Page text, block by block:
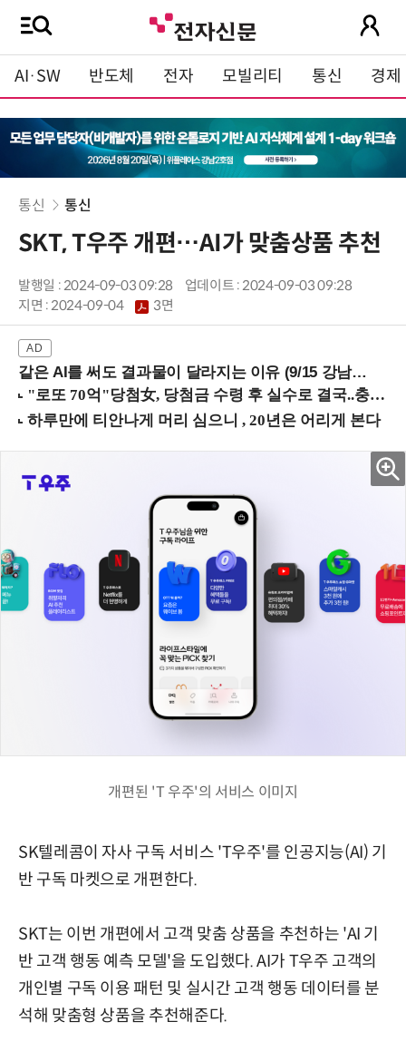
AI·SW 반도체 전자 모빌리티 통신 경제
통신 통신
SKT, T우주 개편…AI가 맞춤상품 추천
발행일 : 2024-09-03 09:28
업데이트 : 2024-09-03 09:28
지면 :2024-09-04 3면
같은 AI를 써도 결과물이 달라지는 이유 (9/15 강남역)
개편된 'T 우주'의 서비스 이미지
SK텔레콤이 자사 구독 서비스 'T우주'를 인공지능(AI) 기
반 구독 마켓으로 개편한다.
SKT는 이번 개편에서 고객 맞춤 상품을 추천하는 'AI 기
반 고객 행동 예측 모델'을 도입했다. AI가 T우주 고객의
개인별 구독 이용 패턴 및 실시간 고객 행동 데이터를 분
석해 맞춤형 상품을 추천해준다.